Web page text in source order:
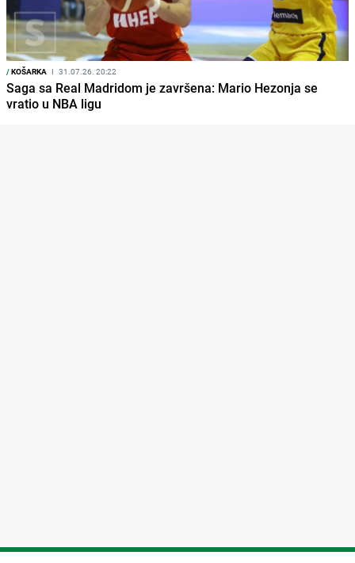
/KOŠARKA I 31.07.26. 20:22
Saga sa Real Madridom je završena: Mario Hezonja se
vratio u NBA ligu